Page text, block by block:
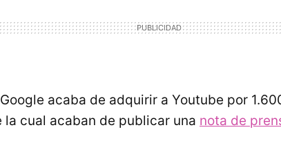
Google acaba de adquirir a Youtube por
la cual acaban de publicar una nota de